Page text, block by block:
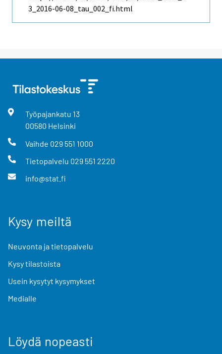
3_2016-06-08_tau_002_fi.html
Työpajankatu 13
00580 Helsinki
Vaihde 029 551 1000
Tietopalvelu 029 551 2220
info@stat.fi
Kysy meiltä
Neuvonta ja tietopalvelu
Kysy tilastoista
Usein kysytyt kysymykset
Medialle
Löydä nopeasti